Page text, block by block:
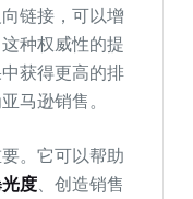
链接，可以增
种权威性的提
获得更高的排
马逊销售。
。它可以帮助
度 、创造销售